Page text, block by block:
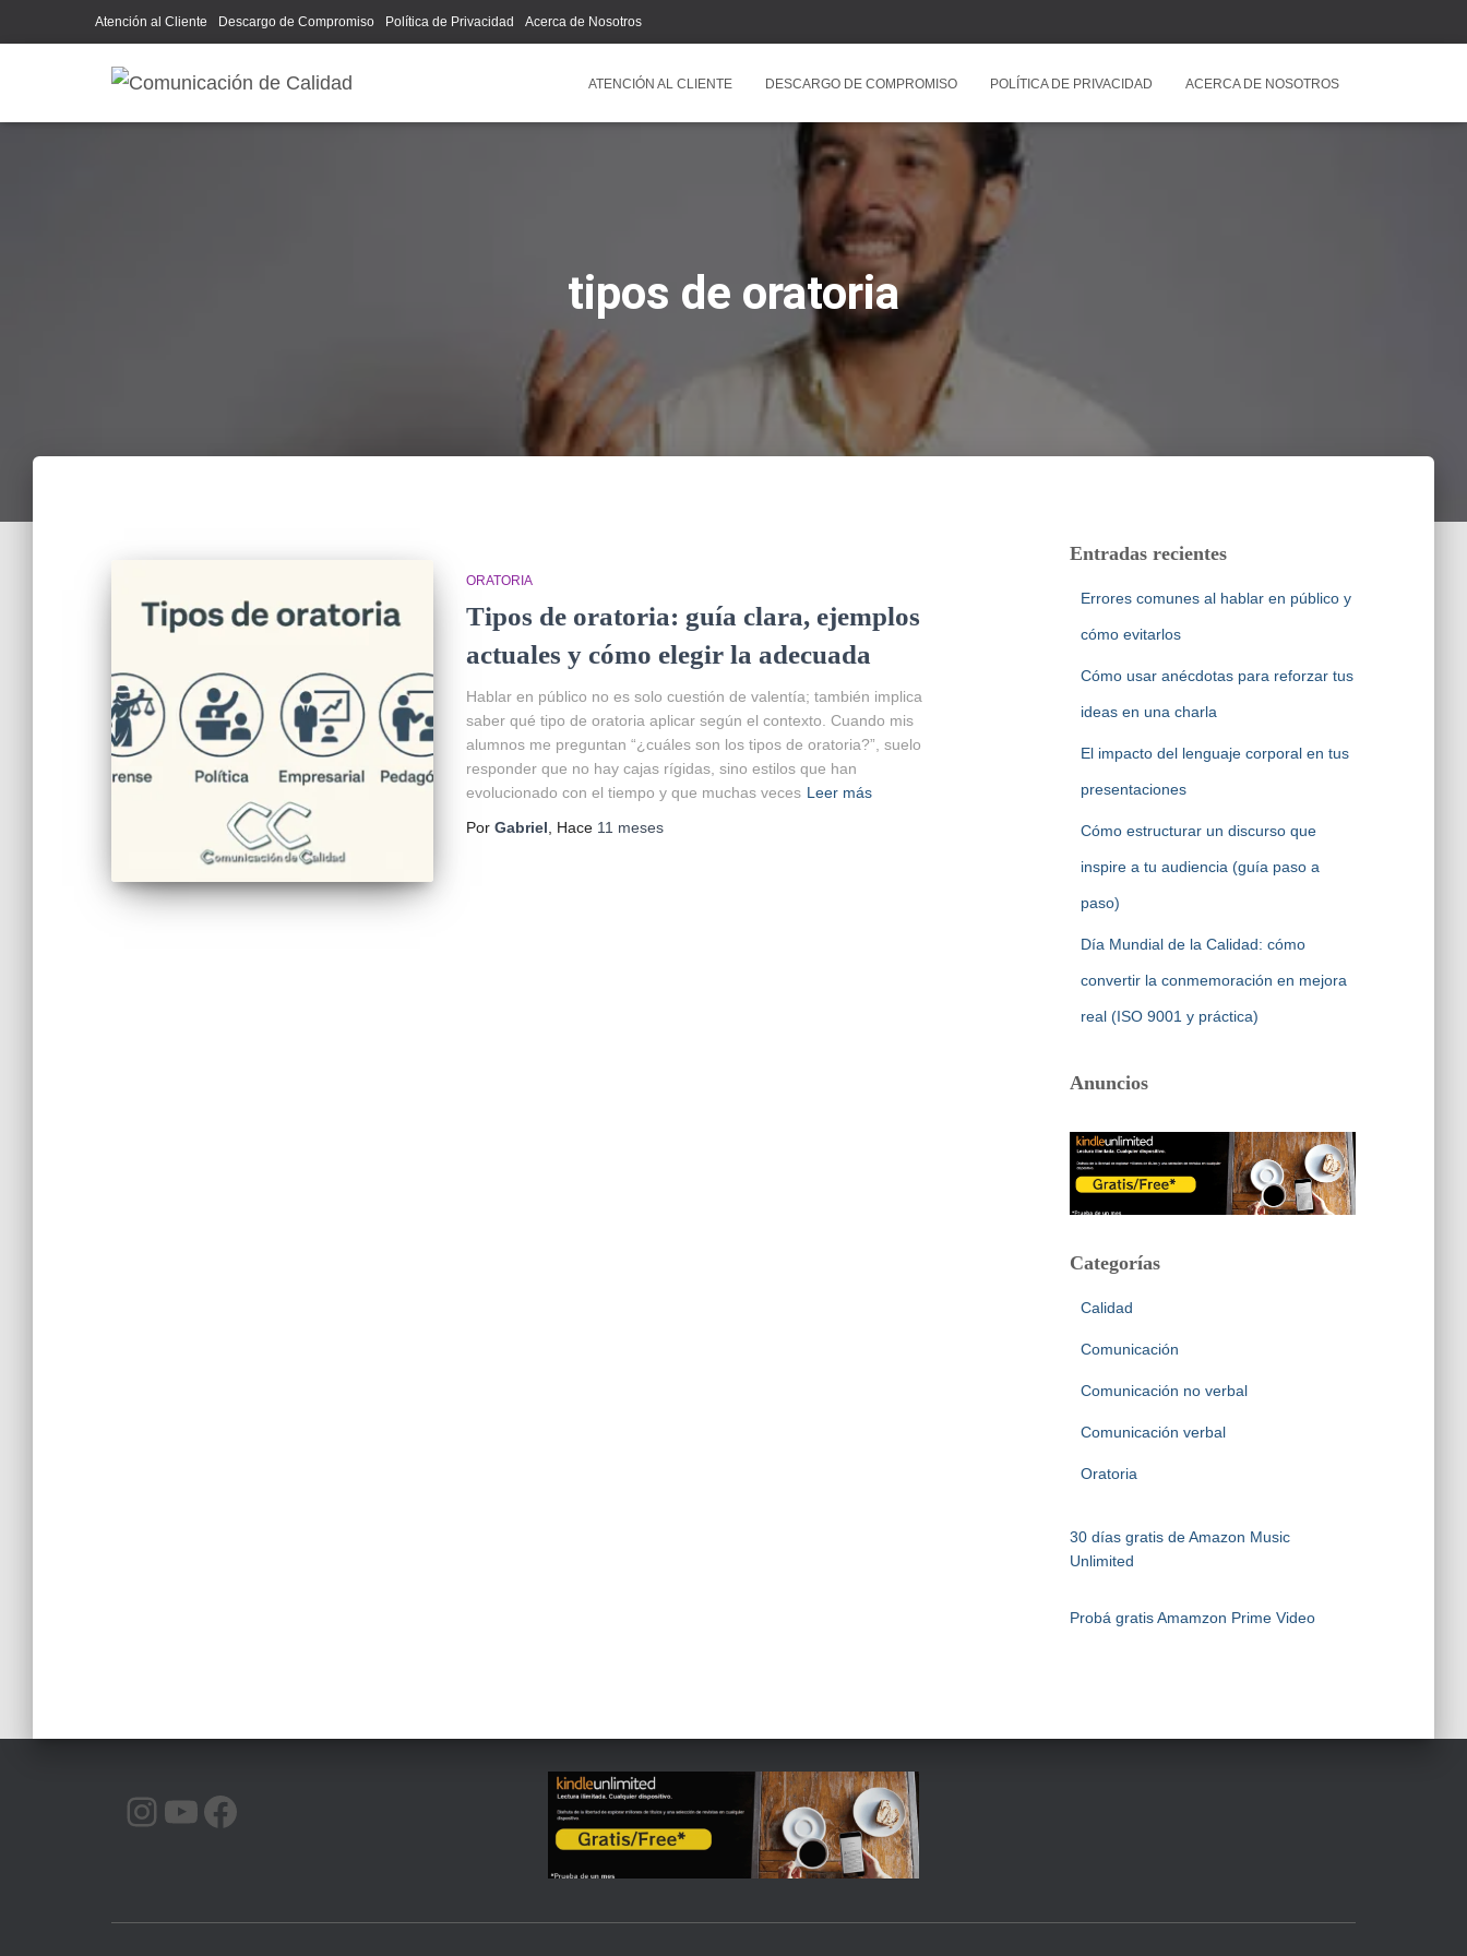
Atención al Cliente Descargo de Compromiso Política de Privacidad Acerca de Nosotros
ATENCIÓN AL CLIENTE DESCARGO DE COMPROMISO POLÍTICA DE PRIVACIDAD ACERCA DE NOSOTROS
tipos de oratoria
ORATORIA
Tipos de oratoria: guía clara, ejemplos
actuales y cómo elegir la adecuada
Hablar en público no es solo cuestión de valentía; también implica
saber qué tipo de oratoria aplicar según el contexto. Cuando mis
alumnos me preguntan “¿cuáles son los tipos de oratoria?”, suelo
responder que no hay cajas rígidas, sino estilos que han
evolucionado con el tiempo y que muchas veces Leer más
Por Gabriel , Hace 11 meses
Entradas recientes
Errores comunes al hablar en público y
cómo evitarlos
Cómo usar anécdotas para reforzar tus
ideas en una charla
El impacto del lenguaje corporal en tus
presentaciones
Cómo estructurar un discurso que
inspire a tu audiencia (guía paso a
paso)
Día Mundial de la Calidad: cómo
convertir la conmemoración en mejora
real (ISO 9001 y práctica)
Anuncios
Categorías
Calidad
Comunicación
Comunicación no verbal
Comunicación verbal
Oratoria
30 días gratis de Amazon Music
Unlimited
Probá gratis Amamzon Prime Video